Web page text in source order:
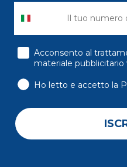
consenso
Acconsento al
materiale pubblicitario
Ho letto e accetto la